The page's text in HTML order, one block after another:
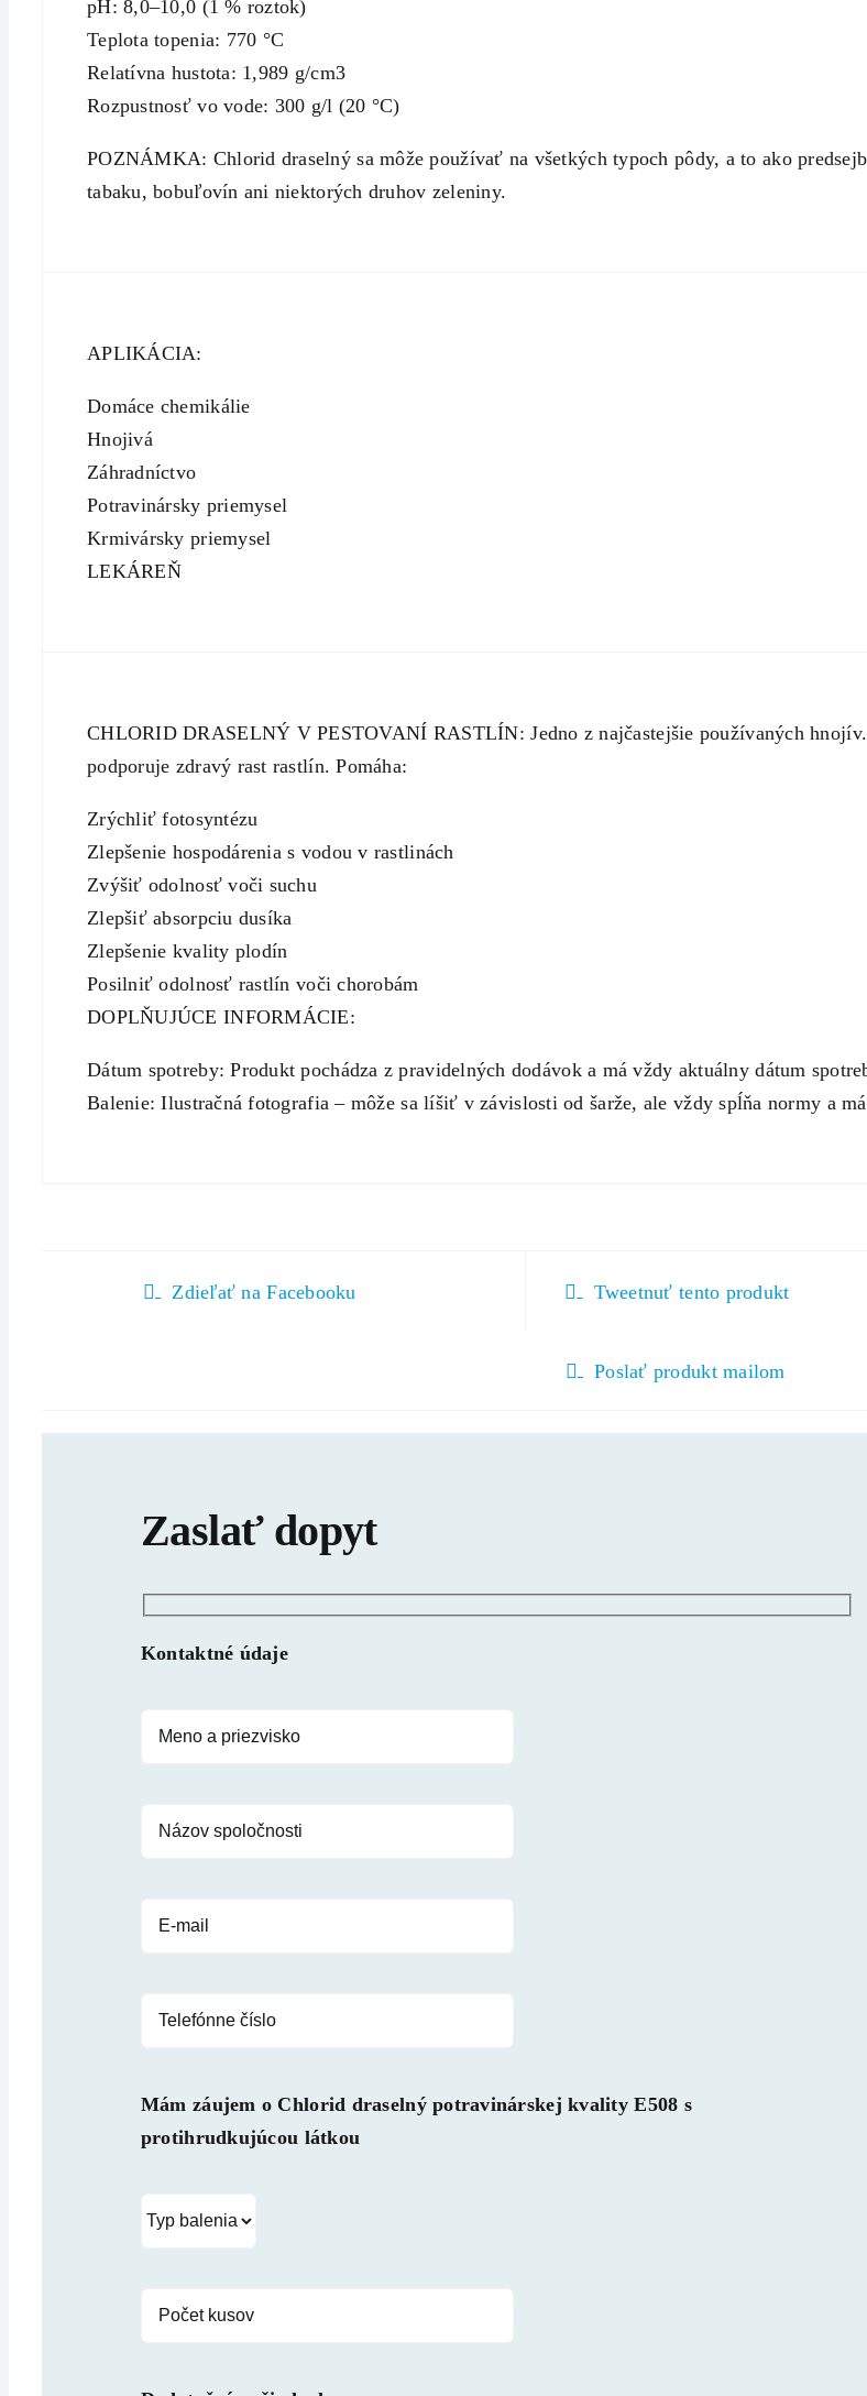
pH: 8,0–10,0 (1 % roztok)
Teplota topenia: 770 °C
Relatívna hustota: 1,989 g/cm3
Rozpustnosť vo vode: 300 g/l (20 °C)
POZNÁMKA: Chlorid draselný sa môže používať na všetkých typoch pôdy, a to ako
tabaku, bobuľovín ani niektorých druhov zeleniny.
APLIKÁCIA:
Domáce chemikálie
Hnojivá
Záhradníctvo
Potravinársky priemysel
Krmivársky priemysel
LEKÁREŇ
CHLORID DRASELNÝ V PESTOVANÍ RASTLÍN: Jedno z najčastejšie používaných
podporuje zdravý rast rastlín. Pomáha:
Zrýchliť fotosyntézu
Zlepšenie hospodárenia s vodou v rastlinách
Zvýšiť odolnosť voči suchu
Zlepšiť absorpciu dusíka
Zlepšenie kvality plodín
Posilniť odolnosť rastlín voči chorobám
DOPLŇUJÚCE INFORMÁCIE:
Dátum spotreby: Produkt pochádza z pravidelných dodávok a má vždy aktuálny dátum
Balenie: Ilustračná fotografia – môže sa líšiť v závislosti od šarže, ale vždy spĺňa normy a
Zdieľať na Facebooku Tweetnuť tento produkt
Poslať produkt mailom
Zaslať dopyt
Kontaktné údaje
Mám záujem o Chlorid draselný potravinárskej kvality E508 s
protihrudkujúcou látkou